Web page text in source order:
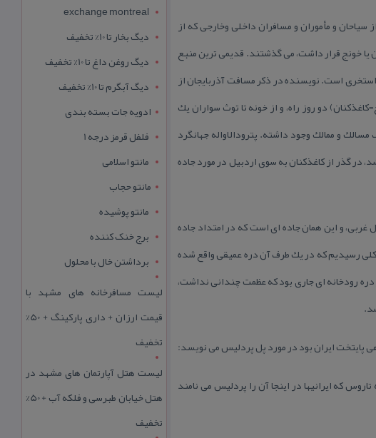
و مأموران و مسافران داخلی وخارجی كه از
یا خونج قرار داشت، می گذشتند. قدیمی ترین منبع
استخری است. نویسنده در ذكر مسافت آذربایجان از
دو روز راه، و از خونه تا توث سواران یك
و ممالك وجود داشته. پترودالاواله جهانگرد
در گذر از كاغذكنان به سوی اردبیل در مورد جاده
و این همان جاده ای است كه در امتداد جاده
رسیدیم كه در یك طرف آن دره عمیقی واقع شده
دره رودخانه ای جاری بود كه عظمت چندانی نداشت،
كه ایرانیها در اینجا آن را پردلیس می نامند
exchange montreal
دیگ بخار تا 10% تخفیف
دیگ روغن داغ تا 10% تخفیف
دیگ آبگرم تا 10% تخفیف
ادویه جات بسته بندی
فلفل قرمز درجه 1
مانتو اسلامی
مانتو حجاب
مانتو پوشیده
برج خنک کننده
برداشتن خال با محلول
لیست مسافرخانه های مشهد با
قیمت ارزان + داری پارکینگ + 50%
تخفیف
لیست هتل آپارتمان های مشهد در
هتل خیابان طبرسی و فلکه آب + 50%
تخفیف